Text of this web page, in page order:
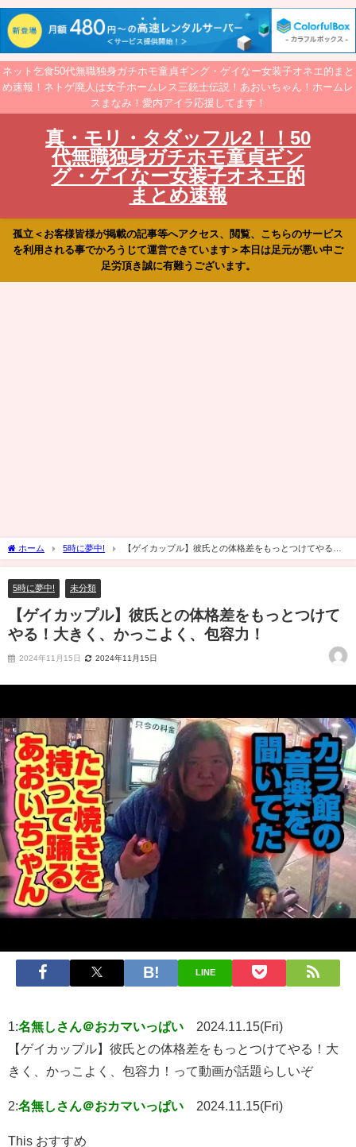
ネット乞食50代無職独身ガチホモ童貞ギング・ゲイなー女装子オネエ的まと
め速報！ネトゲ廃人は女子ホームレス三銃士伝説！あおいちゃん！ホームレ
スまなみ！愛内アイラ応援してます！
真・モリ・タダッフル2！！50
代無職独身ガチホモ童貞ギン
グ・ゲイなー女装子オネエ的
まとめ速報
孤立＜お客様皆様が掲載の記事等へアクセス、閲覧、こちらのサービス
を利用される事でかろうじて運営できています＞本日は足元が悪い中ご
足労頂き誠に有難うございます。
ホーム 5時に夢中!
【ゲイカップル】彼氏との体格差をもっとつけてやる！
大きく、かっこよく、包容力！
5時に夢中! 未分類
【ゲイカップル】彼氏との体格差をもっとつけて
やる！大きく、かっこよく、包容力！
2024年11月15日 2024年11月15日
LINE
1:名無しさん＠おカマいっぱい
2024.11.15(Fri)
【ゲイカップル】彼氏との体格差をもっとつけてやる！大
きく、かっこよく、包容力！って動画が話題らしいぞ
2:名無しさん＠おカマいっぱい 2024.11.15(Fri)
This おすすめ